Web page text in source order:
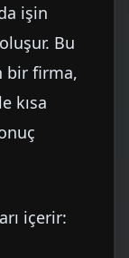
işin
oluşur. Bu
bir firma,
kısa
içerir: